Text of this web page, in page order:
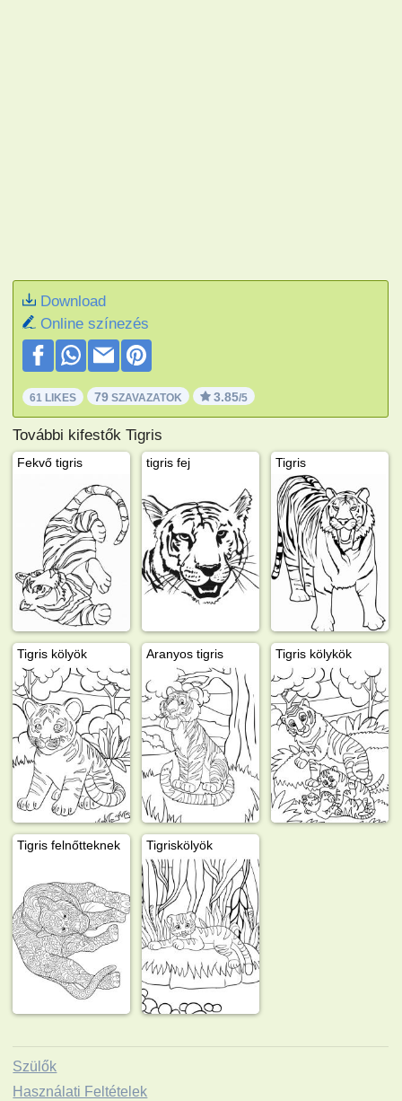
Download
Online színezés
61 LIKES 79 SZAVAZATOK 3.85/5
További kifestők Tigris
Fekvő tigris tigris fej Tigris
Tigris kölyök Aranyos tigris Tigris kölykök
Tigris felnőtteknek Tigriskölyök
Szülők
Használati Feltételek